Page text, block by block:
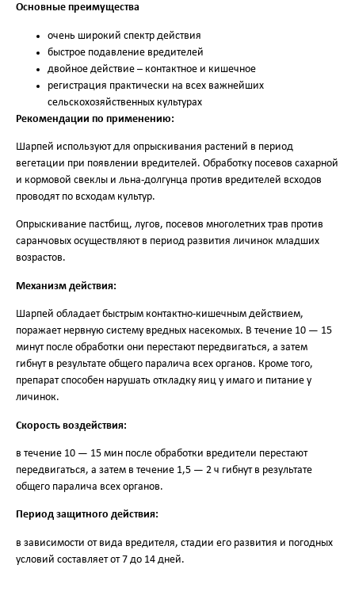
Основные преимущества
очень широкий спектр действия
быстрое подавление вредителей
двойное действие – контактное и кишечное
регистрация практически на всех важнейших
сельскохозяйственных культурах
Рекомендации по применению:
Шарпей используют для опрыскивания растений в период
вегетации при появлении вредителей. Обработку посевов сахарной
и кормовой свеклы и льна-долгунца против вредителей всходов
проводят по всходам культур.
Опрыскивание пастбищ, лугов, посевов многолетних трав против
саранчовых осуществляют в период развития личинок младших
возрастов.
Механизм действия:
Шарпей обладает быстрым контактно-кишечным действием,
поражает нервную систему вредных насекомых. В течение 10 — 15
минут после обработки они перестают передвигаться, а затем
гибнут в результате общего паралича всех органов. Кроме того,
препарат способен нарушать откладку яиц у имаго и питание у
личинок.
Скорость воздействия:
в течение 10 — 15 мин после обработки вредители перестают
передвигаться, а затем в течение 1,5 — 2 ч гибнут в результате
общего паралича всех органов.
Период защитного действия:
в зависимости от вида вредителя, стадии его развития и погодных
условий составляет от 7 до 14 дней.